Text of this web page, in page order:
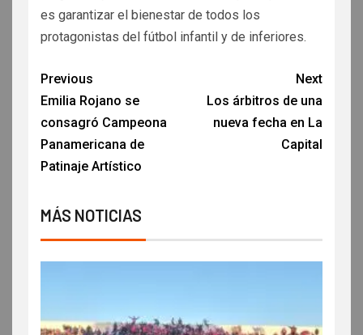
es garantizar el bienestar de todos los
protagonistas del fútbol infantil y de inferiores.
Previous
Emilia Rojano se
consagró Campeona
Panamericana de
Patinaje Artístico
Next
Los árbitros de una
nueva fecha en La
Capital
MÁS NOTICIAS